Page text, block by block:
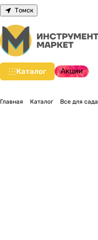
Томск
Каталог Акции
Главная Каталог Все для сада